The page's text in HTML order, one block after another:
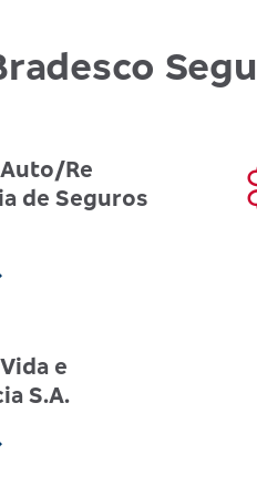
Re
de Seguros
e
S.A.